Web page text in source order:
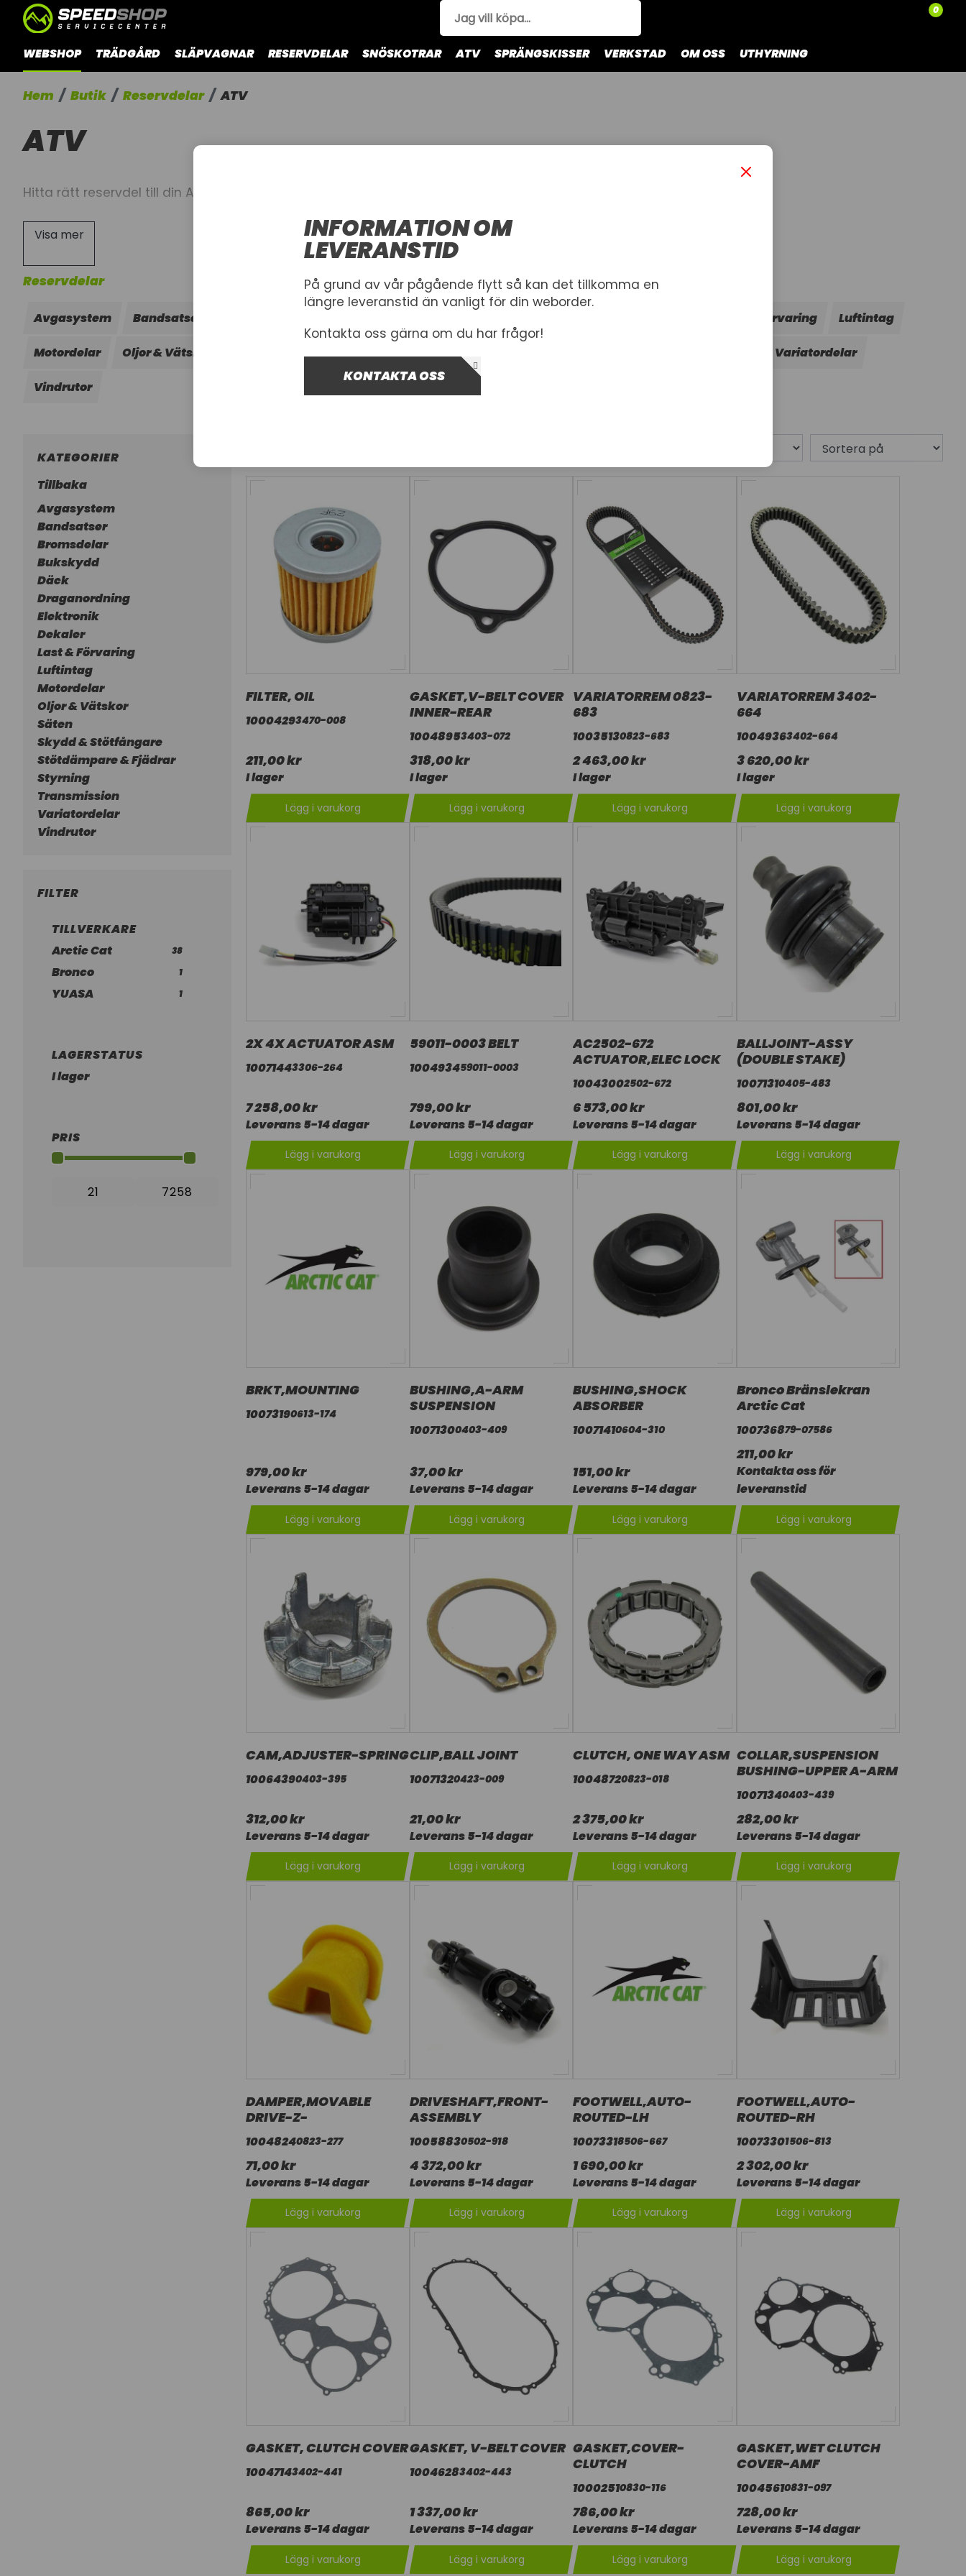
0
WEBSHOP TRÄDGÅRD SLÄPVAGNAR RESERVDELAR SNÖSKOTRAR ATV SPRÄNGSKISSER VERKSTAD OM OSS UTHYRNING
Hem Butik Reservdelar ATV
ATV
Hitta rätt reservdel till din Arctic Cat med hjälp av
Visa mer
Reservdelar
Avgasystem Bandsatser Last & Förvaring Luftintag
Motordelar Oljor & Vätskor Skydd & Stötfångare Stötdämpare & Fjädrar Variatordelar
Vindrutor
KATEGORIER
Tillbaka
Avgasystem
Bandsatser
Bromsdelar
Bukskydd
Däck
Draganordning
Elektronik
Dekaler
Last & Förvaring
Luftintag
Motordelar
Oljor & Vätskor
Säten
Skydd & Stötfångare
Stötdämpare & Fjädrar
Styrning
Transmission
Variatordelar
Vindrutor
FILTER
TILLVERKARE
Arctic Cat
38
Bronco 1
YUASA 1
LAGERSTATUS
I lager
PRIS
FILTER, OIL
10004293470-008
211,00 kr
I lager
Lägg i varukorg
GASKET,V-BELT COVER
INNER-REAR
10048953403-072
318,00 kr
I lager
Lägg i varukorg
VARIATORREM 0823-
683
10035130823-683
2 463,00 kr
I lager
Lägg i varukorg
VARIATORREM 3402-
664
10049363402-664
3 620,00 kr
I lager
Lägg i varukorg
2X 4X ACTUATOR ASM
10071443306-264
7 258,00 kr
Leverans 5-14 dagar
Lägg i varukorg
59011-0003 BELT
100493459011-0003
799,00 kr
Leverans 5-14 dagar
Lägg i varukorg
AC2502-672
ACTUATOR,ELEC LOCK
10043002502-672
6 573,00 kr
Leverans 5-14 dagar
Lägg i varukorg
BALLJOINT-ASSY
(DOUBLE STAKE)
10071310405-483
801,00 kr
Leverans 5-14 dagar
Lägg i varukorg
BRKT,MOUNTING
10073190613-174
979,00 kr
Leverans 5-14 dagar
Lägg i varukorg
BUSHING,A-ARM
SUSPENSION
10071300403-409
37,00 kr
Leverans 5-14 dagar
Lägg i varukorg
BUSHING,SHOCK
ABSORBER
10071410604-310
151,00 kr
Leverans 5-14 dagar
Lägg i varukorg
Bronco Bränslekran
Arctic Cat
100736879-07586
211,00 kr
Kontakta oss för
leveranstid
Lägg i varukorg
CAM,ADJUSTER-SPRING
10064390403-395
312,00 kr
Leverans 5-14 dagar
Lägg i varukorg
CLIP,BALL JOINT
10071320423-009
21,00 kr
Leverans 5-14 dagar
Lägg i varukorg
CLUTCH, ONE WAY ASM
10048720823-018
2 375,00 kr
Leverans 5-14 dagar
Lägg i varukorg
COLLAR,SUSPENSION
BUSHING-UPPER A-ARM
10071340403-439
282,00 kr
Leverans 5-14 dagar
Lägg i varukorg
DAMPER,MOVABLE
DRIVE-Z-
10048240823-277
71,00 kr
Leverans 5-14 dagar
Lägg i varukorg
DRIVESHAFT,FRONT-
ASSEMBLY
10058830502-918
4 372,00 kr
Leverans 5-14 dagar
Lägg i varukorg
FOOTWELL,AUTO-
ROUTED-LH
10073318506-667
1 690,00 kr
Leverans 5-14 dagar
Lägg i varukorg
FOOTWELL,AUTO-
ROUTED-RH
10073301506-813
2 302,00 kr
Leverans 5-14 dagar
Lägg i varukorg
GASKET, CLUTCH COVER
10047143402-441
865,00 kr
Leverans 5-14 dagar
Lägg i varukorg
GASKET, V-BELT COVER
10046283402-443
1 337,00 kr
Leverans 5-14 dagar
Lägg i varukorg
GASKET,COVER-
CLUTCH
10002510830-116
786,00 kr
Leverans 5-14 dagar
Lägg i varukorg
GASKET,WET CLUTCH
COVER-AMF
10045610831-097
728,00 kr
Leverans 5-14 dagar
Lägg i varukorg
INFORMATION OM
LEVERANSTID
På grund av vår pågående flytt så kan det tillkomma en
längre leveranstid än vanligt för din weborder.
Kontakta oss gärna om du har frågor!
KONTAKTA OSS